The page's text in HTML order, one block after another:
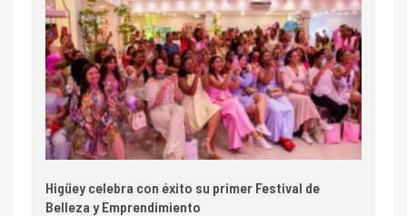
Higüey celebra con éxito su primer Festival de
Belleza y Emprendimiento